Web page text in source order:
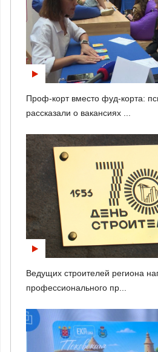
Проф-корт вместо фуд-корта:
рассказали о вакансиях ...
Ведущих строителей региона
профессионального пр...